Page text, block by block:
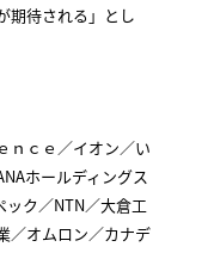
期待される」とし
ｎｃｅ／イオン／い
ホールディングス
ック／NTN／大倉工
／オムロン／カナデ